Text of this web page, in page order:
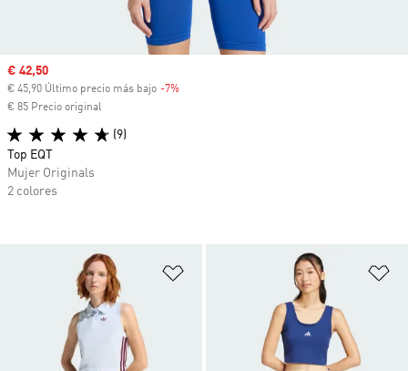
Añadir a la lista de deseos
Precio de venta
€ 42,50
€ 45,90 Último precio más bajo -7%
€ 85 Precio original
(9)
Top EQT
Mujer Originals
2 colores